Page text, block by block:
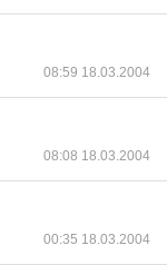
08:59 18.03.2004
08:08 18.03.2004
00:35 18.03.2004